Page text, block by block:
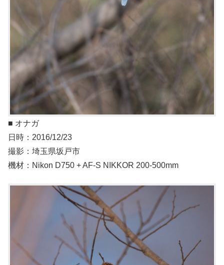
■ オナガ
日時：2016/12/23
撮影：埼玉県坂戸市
機材：Nikon D750 + AF-S NIKKOR 200-500mm